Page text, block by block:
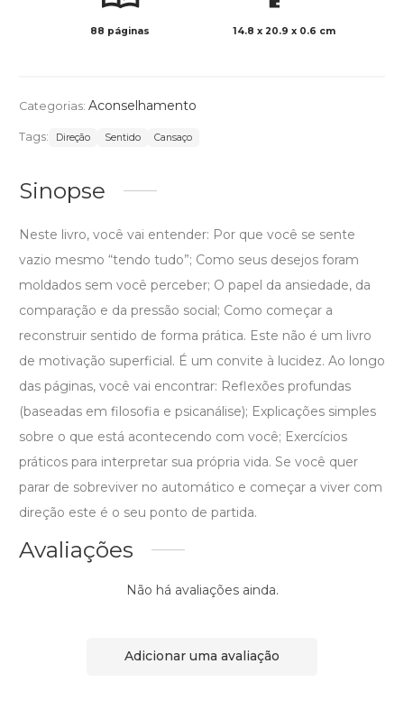
88 páginas 14.8 x 20.9 x 0.6 cm
Categorias: Aconselhamento
Tags: Direção Sentido Cansaço
Sinopse
Neste livro, você vai entender: Por que você se sente
vazio mesmo “tendo tudo”; Como seus desejos foram
moldados sem você perceber; O papel da ansiedade, da
comparação e da pressão social; Como começar a
reconstruir sentido de forma prática. Este não é um livro
de motivação superficial. É um convite à lucidez. Ao longo
das páginas, você vai encontrar: Reflexões profundas
(baseadas em filosofia e psicanálise); Explicações simples
sobre o que está acontecendo com você; Exercícios
práticos para interpretar sua própria vida. Se você quer
parar de sobreviver no automático e começar a viver com
direção este é o seu ponto de partida.
Avaliações
Não há avaliações ainda.
Adicionar uma avaliação